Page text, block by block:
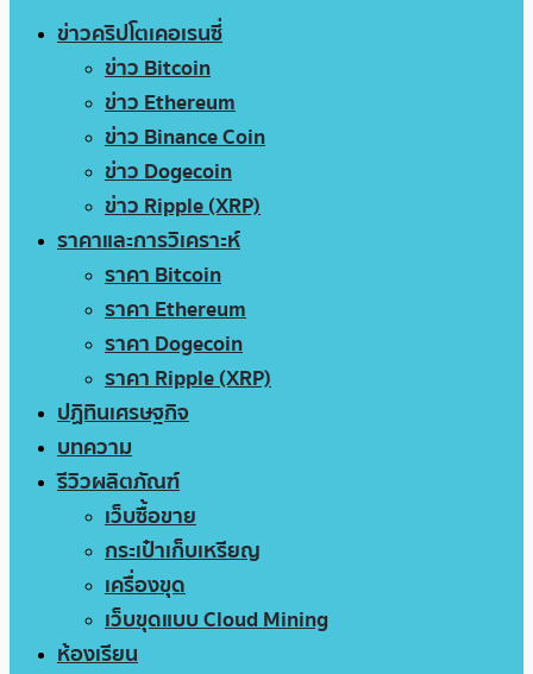
ข่าวคริปโตเคอเรนซี่
ข่าว Bitcoin
ข่าว Ethereum
ข่าว Binance Coin
ข่าว Dogecoin
ข่าว Ripple (XRP)
ราคาและการวิเคราะห์
ราคา Bitcoin
ราคา Ethereum
ราคา Dogecoin
ราคา Ripple (XRP)
ปฏิทินเศรษฐกิจ
บทความ
รีวิวผลิตภัณฑ์
เว็บซื้อขาย
กระเป๋าเก็บเหรียญ
เครื่องขุด
เว็บขุดแบบ Cloud Mining
ห้องเรียน